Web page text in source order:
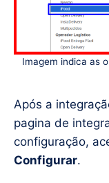
Imagem indica as
Após a
pagina de
configuração,
Configurar.